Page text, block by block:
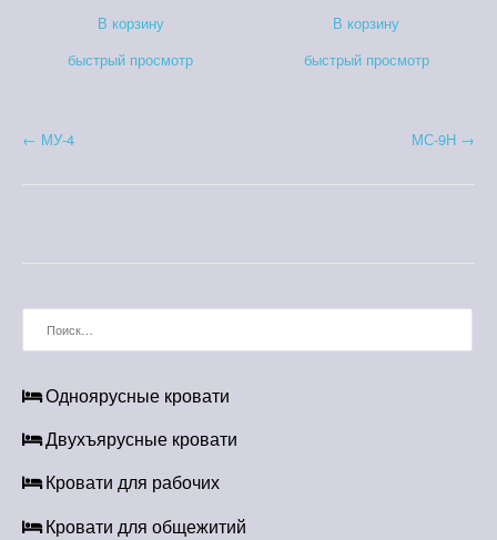
В корзину
быстрый просмотр
В корзину
быстрый просмотр
Н
г
а
ц
и
я
← МУ-4 МС-9Н →
Одноярусные кровати
Двухъярусные кровати
Кровати для рабочих
Кровати для общежитий